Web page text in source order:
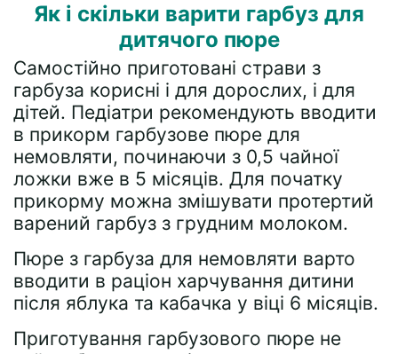
Як і скільки варити гарбуз для
дитячого пюре
Самостійно приготовані страви з
гарбуза корисні і для дорослих, і для
дітей. Педіатри рекомендують вводити
в прикорм гарбузове пюре для
немовляти, починаючи з 0,5 чайної
ложки вже в 5 місяців. Для початку
прикорму можна змішувати протертий
варений гарбуз з грудним молоком.
Пюре з гарбуза для немовляти варто
вводити в раціон харчування дитини
після яблука та кабачка у віці 6 місяців.
Приготування гарбузового пюре не